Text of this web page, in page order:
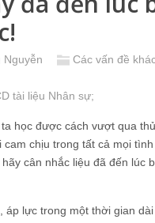
Nguyễn Các vấn đề
tài liệu Nhân sự;
học được cách vượt qua
chịu trong tất cả mọi
cân nhắc liệu đã đến lúc
áp lực trong một thời gian